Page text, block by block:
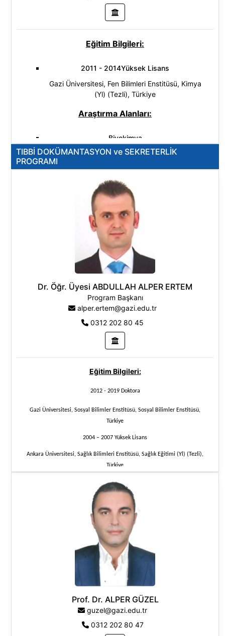
Eğitim Bilgileri:
2011 - 2014Yüksek Lisans
Gazi Üniversitesi, Fen Bilimleri Enstitüsü, Kimya
(Yl) (Tezli), Türkiye
Araştırma Alanları:
Biyokimya
TIBBİ DOKÜMANTASYON ve SEKRETERLİK
PROGRAMI
Dr. Öğr. Üyesi ABDULLAH ALPER ERTEM
Program Başkanı
alper.ertem@gazi.edu.tr
0312 202 80 45
Eğitim Bilgileri:
2012 - 2019 Doktora
Gazi Üniversitesi, Sosyal Bilimler Enstitüsü, Sosyal Bilimler Enstitüsü,
Türkiye
2004 – 2007 Yüksek Lisans
Ankara Üniversitesi, Sağlık Bilimleri Enstitüsü, Sağlık Eğitimi (Yl) (Tezli),
Türkiye
1997 – 2001 Lisans
Marmara Üniversitesi, Sağlık Eğitim Fakültesi, Sağlık Eğitimi Bölümü,
Türkiye
Araştırma Alanları:
Sağlık Kurumları İşletmeciliği
Sağlık Yönetimi
Prof. Dr. ALPER GÜZEL
guzel@gazi.edu.tr
0312 202 80 47